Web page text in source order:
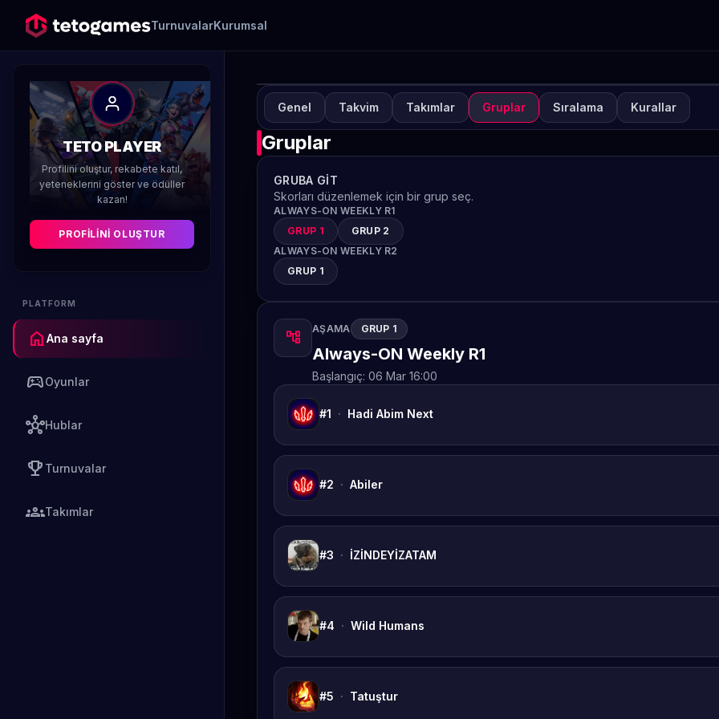
TurnuvalarKurumsal
TETO PLAYER
Profilini oluştur, rekabete katıl,
yeteneklerini göster ve ödüller
kazan!
PROFILINI OLUŞTUR
PLATFORM
home Ana sayfa
sports_esportsOyunlar
hubHublar
emoji_events Turnuvalar
groupsTakımlar
TURNUVA KAPALI
TETO Games Always-ON
Legends Weekly 2
Düzenleyen TETO
Genel Takvim Takımlar Gruplar Sıralama Kurallar
Gruplar
GRUBA GIT
Skorları düzenlemek için bir grup seç.
ALWAYS-ON WEEKLY R1
GRUP 1
GRUP 2
ALWAYS-ON WEEKLY R2
GRUP 1
account_tree AŞAMA GRUP 1
Always-ON Weekly R1
Başlangıç: 06 Mar 16:00
#1 · Hadi Abim Next
#2 · Abiler
#3 · İZİNDEYİZATAM
#4 · Wild Humans
#5 · Tatuştur